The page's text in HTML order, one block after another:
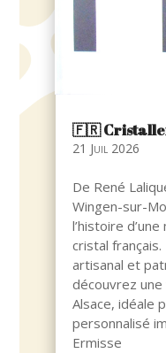
🇫🇷​
21 Juil 2026
De René
Wingen-sur-
l’histoire
cristal
artisanal et
découvrez
Alsace, idéale
personnalisé
Ermisse